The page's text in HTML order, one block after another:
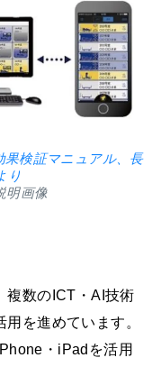
果検証マニュアル、長
り
明画像
複数のICT・AI技術
を進めています。
・iPadを活用